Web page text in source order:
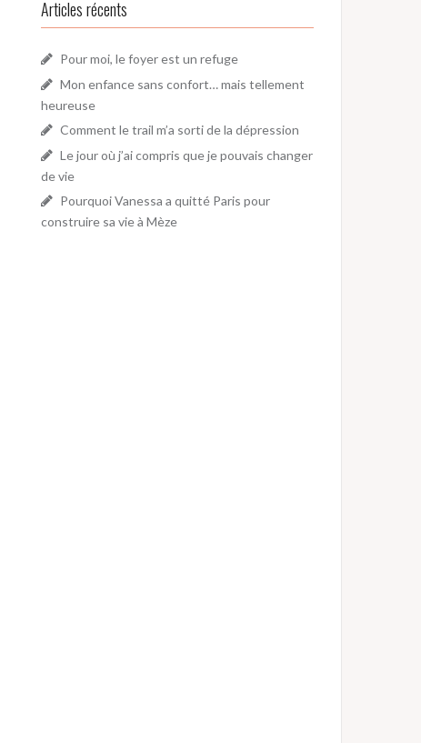
Articles récents
Pour moi, le foyer est un refuge
Mon enfance sans confort… mais tellement
heureuse
Comment le trail m’a sorti de la dépression
Le jour où j’ai compris que je pouvais changer
de vie
Pourquoi Vanessa a quitté Paris pour
construire sa vie à Mèze